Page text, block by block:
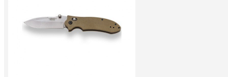
ARME ASALT ELECTRICE
ARME ASALT GAZ